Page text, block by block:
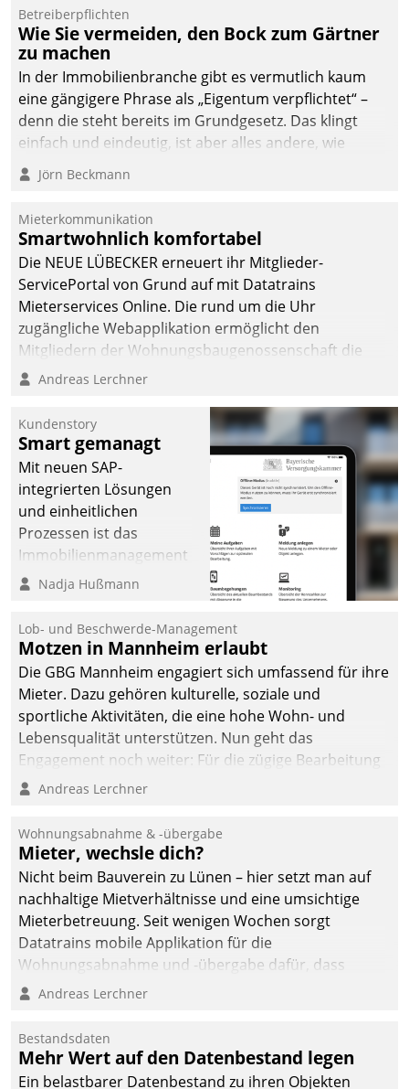
Dialogführung ermöglicht
dem externen
Serviceteam, Anrufe von
Mietenden zügiger und
effizienter zu bearbeiten.
Betreiberpflichten
Wie Sie vermeiden, den Bock zum Gärtner
zu machen
In der Immobilienbranche gibt es vermutlich kaum
eine gängigere Phrase als „Eigentum verpflichtet“ –
denn die steht bereits im Grundgesetz. Das klingt
einfach und eindeutig, ist aber alles andere, wie
Branchenbeschäftigte wissen. Denn mit der
Verantwortung folgen Verpflichtungen.
Jörn Beckmann
Mieterkommunikation
Smartwohnlich komfortabel
Die NEUE LÜBECKER erneuert ihr Mitglieder-
ServicePortal von Grund auf mit Datatrains
Mieterservices Online. Die rund um die Uhr
zugängliche Webapplikation ermöglicht den
Mitgliedern der Wohnungs­bau­genossenschaft die
Kontaktaufnahme per Smartphone, Tablet oder PC.
Andreas Lerchner
Kundenstory
Smart gemanagt
Mit neuen SAP-
integrierten Lösungen
und einheitlichen
Prozessen ist das
Immobilienmanagement
der Bayerischen
Ressort Kapitalanlage für
künftige Aufgaben und
Herausforderungen
gerüstet.
Nadja Hußmann
Lob- und Beschwerde-Management
Motzen in Mannheim erlaubt
Die GBG Mannheim engagiert sich umfassend für ihre
Mieter. Dazu gehören kulturelle, soziale und
sportliche Aktivitäten, die eine hohe Wohn- und
Lebensqualität unterstützen. Nun geht das
Engagement noch weiter: Für die zügige Bearbeitung
von Beschwerden – oder Lob – richtet das
und Beschwerde-Management einen eigenen Kanal
ein.
Andreas Lerchner
Wohnungsabnahme & -übergabe
Mieter, wechsle dich?
Nicht beim Bauverein zu Lünen – hier setzt man auf
nachhaltige Mietverhältnisse und eine umsichtige
Mieterbetreuung. Seit wenigen Wochen sorgt
Datatrains mobile Applikation für die
Wohnungsabnahme und -übergabe dafür, dass
Mieter wohlgeordnet kommen und, so es sein muss,
Andreas Lerchner
Bestandsdaten
Mehr Wert auf den Datenbestand legen
Ein belastbarer Datenbestand zu ihren Objekten